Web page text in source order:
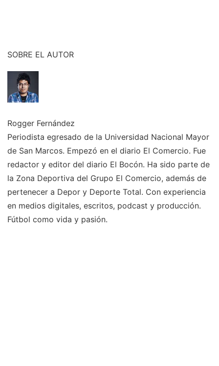
SOBRE EL AUTOR
Rogger Fernández
Periodista egresado de la Universidad Nacional Mayor
de San Marcos. Empezó en el diario El Comercio. Fue
redactor y editor del diario El Bocón. Ha sido parte de
la Zona Deportiva del Grupo El Comercio, además de
pertenecer a Depor y Deporte Total. Con experiencia
en medios digitales, escritos, podcast y producción.
Fútbol como vida y pasión.